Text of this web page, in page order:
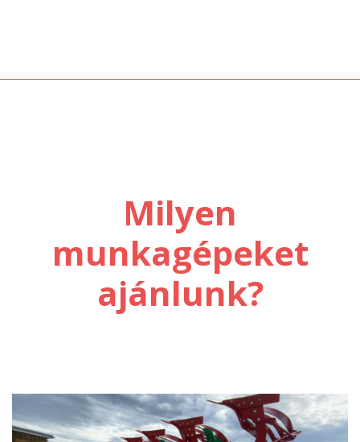
Milyen
munkagépeket
ajánlunk?